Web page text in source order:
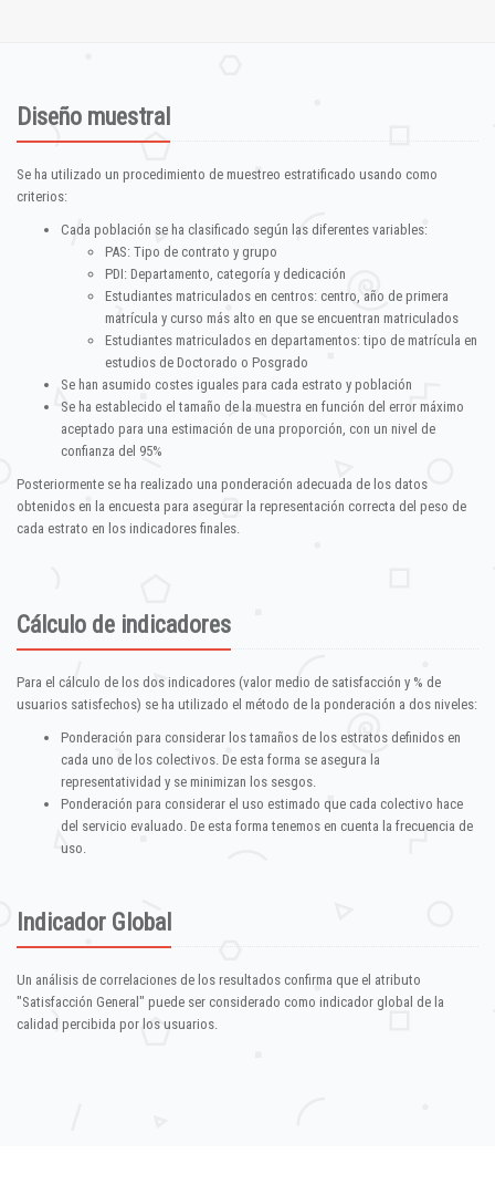
Diseño muestral
Se ha utilizado un procedimiento de muestreo estratificado usando como
criterios:
Cada población se ha clasificado según las diferentes variables:
PAS: Tipo de contrato y grupo
PDI: Departamento, categoría y dedicación
Estudiantes matriculados en centros: centro, año de primera
matrícula y curso más alto en que se encuentran matriculados
Estudiantes matriculados en departamentos: tipo de matrícula en
estudios de Doctorado o Posgrado
Se han asumido costes iguales para cada estrato y población
Se ha establecido el tamaño de la muestra en función del error máximo
aceptado para una estimación de una proporción, con un nivel de
confianza del 95%
Posteriormente se ha realizado una ponderación adecuada de los datos
obtenidos en la encuesta para asegurar la representación correcta del peso de
cada estrato en los indicadores finales.
Cálculo de indicadores
Para el cálculo de los dos indicadores (valor medio de satisfacción y % de
usuarios satisfechos) se ha utilizado el método de la ponderación a dos niveles:
Ponderación para considerar los tamaños de los estratos definidos en
cada uno de los colectivos. De esta forma se asegura la
representatividad y se minimizan los sesgos.
Ponderación para considerar el uso estimado que cada colectivo hace
del servicio evaluado. De esta forma tenemos en cuenta la frecuencia de
uso.
Indicador Global
Un análisis de correlaciones de los resultados confirma que el atributo
"Satisfacción General" puede ser considerado como indicador global de la
calidad percibida por los usuarios.